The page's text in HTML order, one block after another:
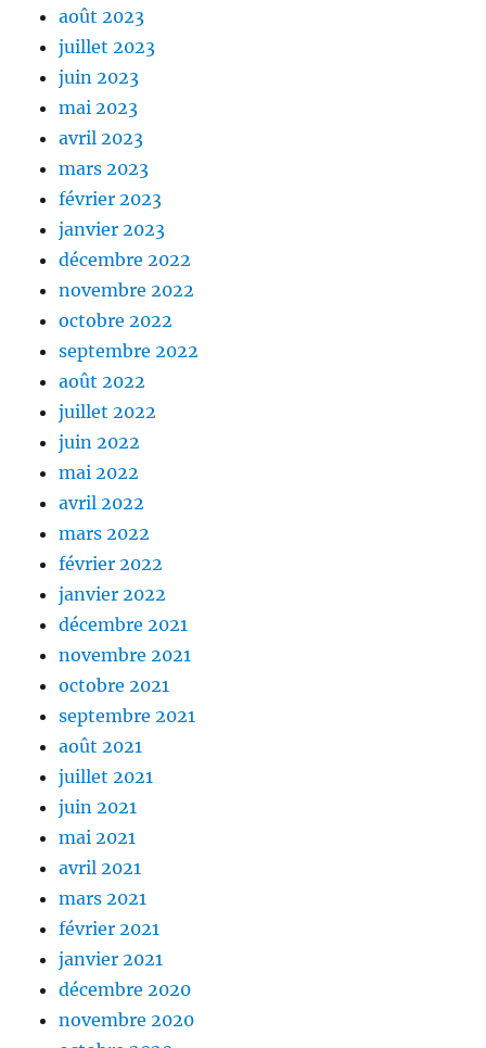
août 2023
juillet 2023
juin 2023
mai 2023
avril 2023
mars 2023
février 2023
janvier 2023
décembre 2022
novembre 2022
octobre 2022
septembre 2022
août 2022
juillet 2022
juin 2022
mai 2022
avril 2022
mars 2022
février 2022
janvier 2022
décembre 2021
novembre 2021
octobre 2021
septembre 2021
août 2021
juillet 2021
juin 2021
mai 2021
avril 2021
mars 2021
février 2021
janvier 2021
décembre 2020
novembre 2020